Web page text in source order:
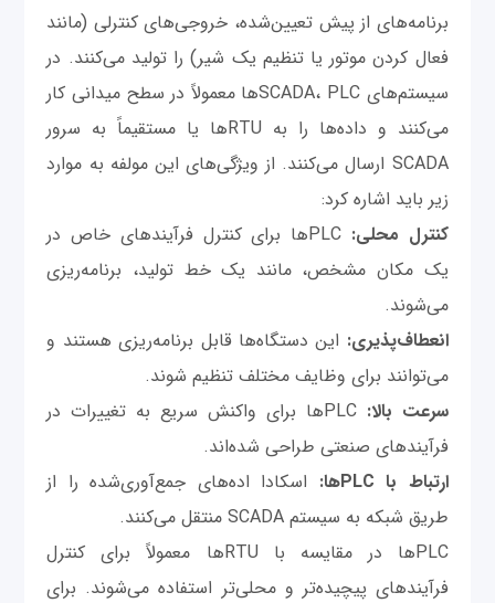
برنامه‌های از پیش تعیین‌شده، خروجی‌های کنترلی (مانند
فعال کردن موتور یا تنظیم یک شیر) را تولید می‌کنند. در
سیستم‌های SCADA، PLCها معمولاً در سطح میدانی کار
می‌کنند و داده‌ها را به RTUها یا مستقیماً به سرور
SCADA ارسال می‌کنند. از ویژگی‌های این مولفه به موارد
زیر باید اشاره کرد:
کنترل محلی:
PLCها برای کنترل فرآیندهای خاص در
یک مکان مشخص، مانند یک خط تولید، برنامه‌ریزی
می‌شوند.
انعطاف‌پذیری: این دستگاه‌ها قابل برنامه‌ریزی هستند و
می‌توانند برای وظایف مختلف تنظیم شوند.
سرعت بالا:
PLCها برای واکنش سریع به تغییرات در
فرآیندهای صنعتی طراحی شده‌اند.
ارتباط با PLCها:
اسکادا اده‌های جمع‌آوری‌شده را از
طریق شبکه به سیستم SCADA منتقل می‌کنند.
PLCها در مقایسه با RTUها معمولاً برای کنترل
فرآیندهای پیچیده‌تر و محلی‌تر استفاده می‌شوند. برای